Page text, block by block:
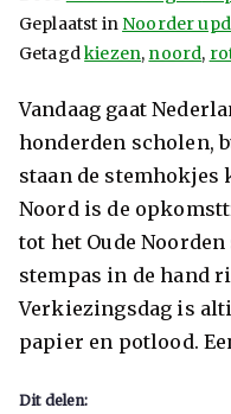
Geplaatst in Noorder
Getagdkiezen, noord,
Vandaag gaat
honderden scholen,
staan de stemhokjes
Noord is de
tot het Oude
stempas in de hand
Verkiezingsdag is
papier en potlood.
Dit delen: